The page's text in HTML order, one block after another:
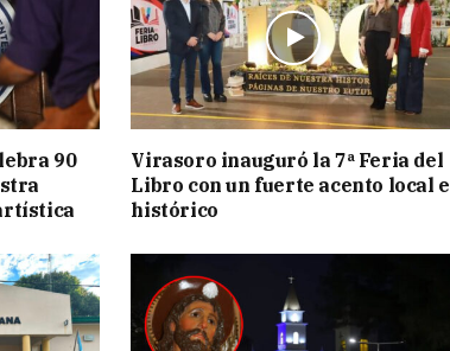
90
Virasoro inauguró la 7ª Feria del
Libro con un fuerte acento local e
histórico